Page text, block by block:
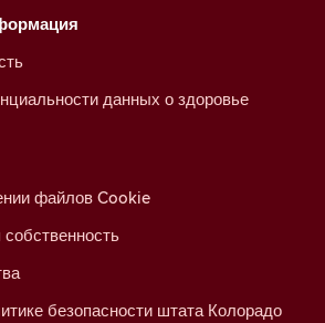
данных о здоровье
файлов Cookie
безопасности штата Колорадо